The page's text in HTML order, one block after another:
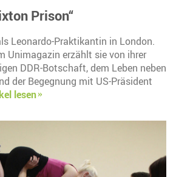
Prison“
Leonardo-Praktikantin in London.
Unimagazin erzählt sie von ihrer
DDR-Botschaft, dem Leben neben
der Begegnung mit US-Präsident
lesen